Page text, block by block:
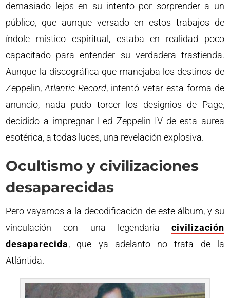
demasiado lejos en su intento por sorprender a un
público, que aunque versado en estos trabajos de
índole místico espiritual, estaba en realidad poco
capacitado para entender su verdadera trastienda.
Aunque la discográfica que manejaba los destinos de
Zeppelin,Atlantic Record, intentó vetar esta forma de
anuncio, nada pudo torcer los designios de Page,
decidido a impregnar Led Zeppelin IV de esta aurea
esotérica, a todas luces, una revelación explosiva.
Ocultismo y civilizaciones
desaparecidas
Pero vayamos a la decodificación de este álbum, y su
vinculación con una legendaria civilización
desaparecida, que ya adelanto no trata de la
Atlántida.